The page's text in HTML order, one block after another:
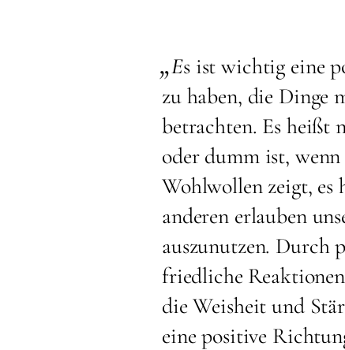
„Es ist wichtig eine
zu haben, die Dinge
betrachten. Es heißt
oder dumm ist,
Wohlwollen zeigt,
anderen erlauben
auszunutzen. Durch
friedliche
die Weisheit und
eine positive